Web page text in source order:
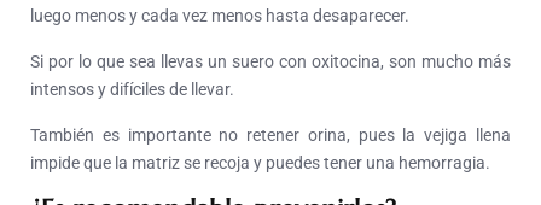
luego menos y cada vez menos hasta desaparecer.
Si por lo que sea llevas un suero con oxitocina, son mucho más
intensos y difíciles de llevar.
También es importante no retener orina, pues la vejiga llena
impide que la matriz se recoja y puedes tener una hemorragia.